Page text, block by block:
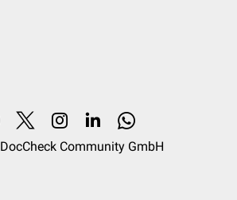
DocCheck Community GmbH